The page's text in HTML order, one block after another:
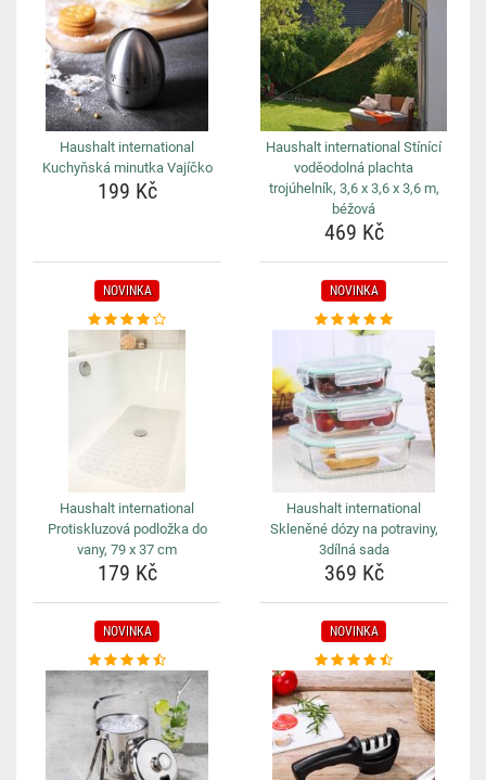
Haushalt international
Kuchyňská minutka Vajíčko
199 Kč
Haushalt international Stínící
voděodolná plachta
trojúhelník, 3,6 x 3,6 x 3,6 m,
béžová
469 Kč
NOVINKA
Haushalt international
Protiskluzová podložka do
vany, 79 x 37 cm
179 Kč
NOVINKA
Haushalt international
Skleněné dózy na potraviny,
3dílná sada
369 Kč
NOVINKA NOVINKA